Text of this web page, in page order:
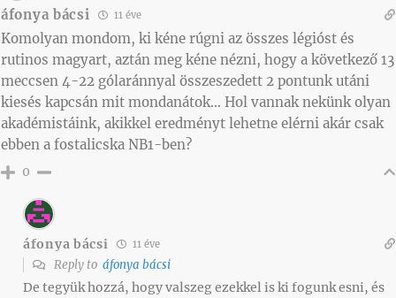
áfonya bácsi 11 éve
Komolyan mondom, ki kéne rúgni az összes légióst és
rutinos magyart, aztán meg kéne nézni, hogy a következő 13
meccsen 4-22 gólaránnyal összeszedett 2 pontunk utáni
kiesés kapcsán mit mondanátok… Hol vannak nekünk olyan
akadémistáink, akikkel eredményt lehetne elérni akár csak
ebben a fostalicska NB1-ben?
0
áfonya bácsi 11 éve
Reply to áfonya bácsi
De tegyük hozzá, hogy valszeg ezekkel is ki fogunk esni, és